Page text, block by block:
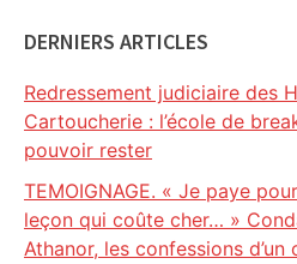
DERNIERS ARTICLES
Redressement judiciaire des
Cartoucherie : l’école de
pouvoir rester
TEMOIGNAGE. « Je paye
leçon qui coûte cher… »
Athanor, les confessions d’un